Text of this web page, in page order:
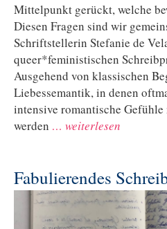
Mittelpunkt gerückt, welche
Diesen Fragen sind wir
Schriftstellerin Stefanie de
queer*feministischen
Ausgehend von klassischen
Liebessemantik, in denen
intensive romantische
werden … weiterlesen
Fabulierendes